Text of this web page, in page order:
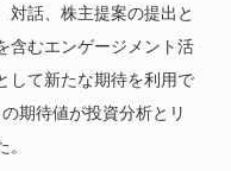
対話、株主提案の提出と
含むエンゲージメント活
して新たな期待を利用で
期待値が投資分析とリ